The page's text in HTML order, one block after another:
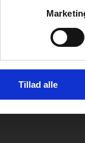
Tillad alle